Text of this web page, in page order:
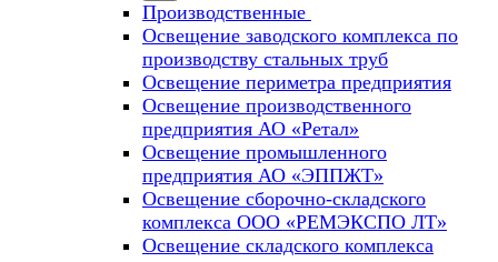
Производственные
Освещение заводского комплекса по
производству стальных труб
Освещение периметра предприятия
Освещение производственного
предприятия АО «Ретал»
Освещение промышленного
предприятия АО «ЭППЖТ»
Освещение сборочно-складского
комплекса ООО «РЕМЭКСПО ЛТ»
Освещение складского комплекса